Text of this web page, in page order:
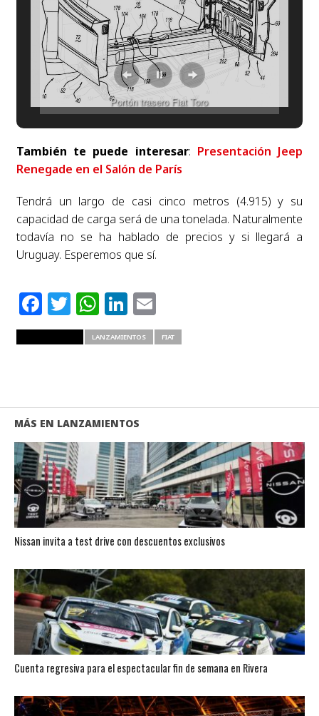
Portón trasero Fiat Toro
También te puede interesar: Presentación Jeep
Renegade en el Salón de París
Tendrá un largo de casi cinco metros (4.915) y su
capacidad de carga será de una tonelada. Naturalmente
todavía no se ha hablado de precios y si llegará a
Uruguay. Esperemos que sí.
Facebook
Twitter
WhatsApp
LinkedIn
Email
LANZAMIENTOS FIAT
MÁS EN LANZAMIENTOS
Nissan invita a test drive con descuentos exclusivos
Cuenta regresiva para el espectacular fin de semana en Rivera